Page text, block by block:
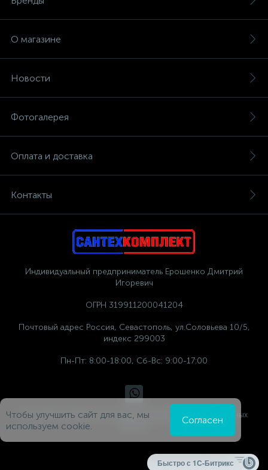
О магазине
Новости
Фотогалерея
Оплата и доставка
Контакты
Индивидуальный предприниматель Ерошенко Дмитрий
Игоревич
ОГРН 319911200041204
Почтовый адрес Россия, Севастополь, ул.Соловьева 10/5,
индекс 299003
Пн-Пт: 8:00-18:00, Сб-Вс: 9:00-17:00
Политика компании в отношении обработки персональных
Чтобы улучшить сайт для вас, мы
используем cookie.
Согласен
Быстро с 1С-Битрикс